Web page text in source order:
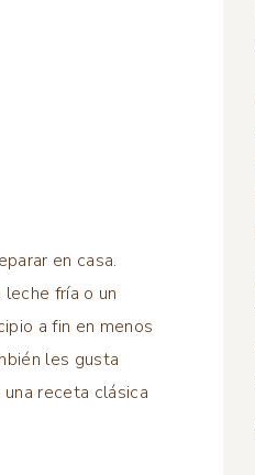
en casa.
fría o un
a fin en menos
les gusta
receta clásica